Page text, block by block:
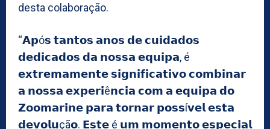
desta colaboração.
“𝗔𝗽ó𝘀 𝘁𝗮𝗻𝘁𝗼𝘀 𝗮𝗻𝗼𝘀 𝗱𝗲 𝗰𝘂𝗶𝗱𝗮𝗱𝗼𝘀
𝗱𝗲𝗱𝗶𝗰𝗮𝗱𝗼𝘀 𝗱𝗮 𝗻𝗼𝘀𝘀𝗮 𝗲𝗾𝘂𝗶𝗽𝗮, é
𝗲𝘅𝘁𝗿𝗲𝗺𝗮𝗺𝗲𝗻𝘁𝗲 𝘀𝗶𝗴𝗻𝗶𝗳𝗶𝗰𝗮𝘁𝗶𝘃𝗼 𝗰𝗼𝗺𝗯𝗶𝗻𝗮𝗿
𝗮 𝗻𝗼𝘀𝘀𝗮 𝗲𝘅𝗽𝗲𝗿𝗶ê𝗻𝗰𝗶𝗮 𝗰𝗼𝗺 𝗮 𝗲𝗾𝘂𝗶𝗽𝗮 𝗱𝗼
𝗭𝗼𝗼𝗺𝗮𝗿𝗶𝗻𝗲 𝗽𝗮𝗿𝗮 𝘁𝗼𝗿𝗻𝗮𝗿 𝗽𝗼𝘀𝘀í𝘃𝗲𝗹 𝗲𝘀𝘁𝗮
𝗱𝗲𝘃𝗼𝗹𝘂çã𝗼. 𝗘𝘀𝘁𝗲 é 𝘂𝗺 𝗺𝗼𝗺𝗲𝗻𝘁𝗼 𝗲𝘀𝗽𝗲𝗰𝗶𝗮𝗹